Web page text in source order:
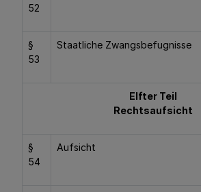
52
§
53
Staatliche Zwangsbefugnisse
Elfter Teil
Rechtsaufsicht
§
54
Aufsicht